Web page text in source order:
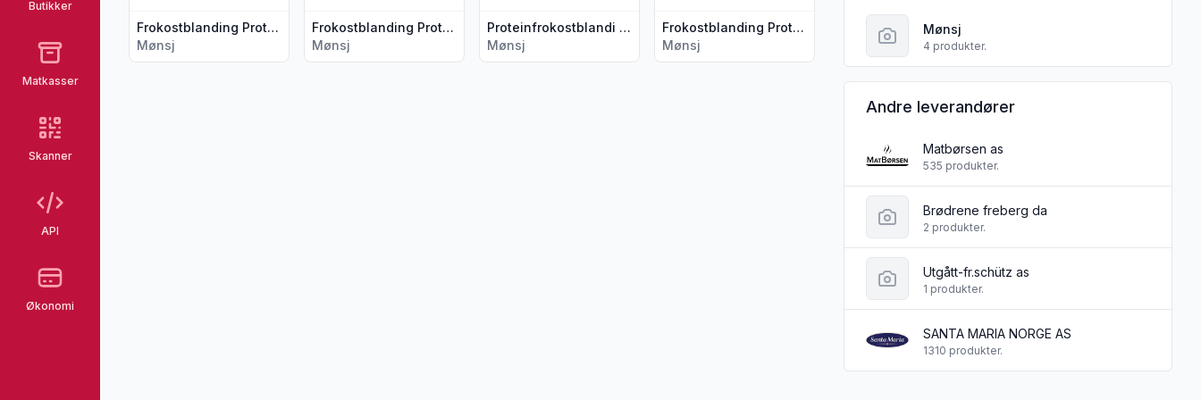
Butikker
Matkasser
Skanner
API
Økonomi
Frokostblanding Protein Cookies&Cream 210g Mønsj
Mønsj
Frokostblanding Protein Honning 210g Mønsj
Mønsj
Proteinfrokostblandi Sjokolade 210g Mønsj
Mønsj
Frokostblanding Protein Peanøtt 210g Mønsj
Mønsj
Mønsj
4 produkter.
Andre leverandører
Matbørsen as
535 produkter.
Brødrene freberg da
2 produkter.
Utgått-fr.schütz as
1 produkter.
SANTA MARIA NORGE AS
1310 produkter.